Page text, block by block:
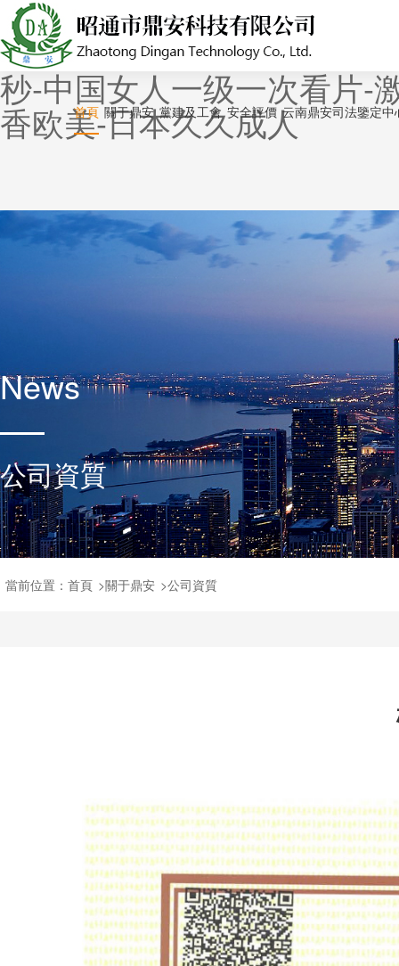
亚洲第一色-天天操天天舔-
美国产成人-天堂中文字幕
秒-中国女人一级一次看片-
香欧美-日本久久成人
首頁 關于鼎安 黨建及工會 安全評價 云南鼎安司法鑒定中
News
公司資質
當前位置： 首頁 >關于鼎安 >公司資質